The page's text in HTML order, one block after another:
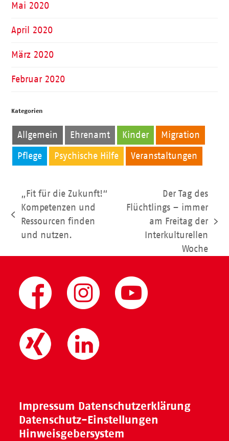
Mai 2020
April 2020
März 2020
Februar 2020
Kategorien
Allgemein Ehrenamt Kinder Migration
Pflege Psychische Hilfe Veranstaltungen
vorheriger
Beitrag:
„Fit für die Zukunft!“
Kompetenzen und
Ressourcen finden
und nutzen.
Nächster
Beitrag:
Der Tag des
Flüchtlings – immer
am Freitag der
Interkulturellen
Woche
Impressum Datenschutzerklärung
Datenschutz-Einstellungen
Hinweisgebersystem